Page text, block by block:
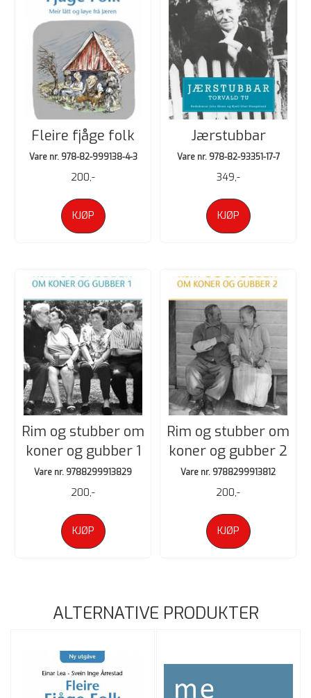
Fleire fjåge folk
Vare nr. 978-82-999138-4-3
200,-
KJØP
Jærstubbar
Vare nr. 978-82-93351-17-7
349,-
KJØP
Rim og stubber om
koner og gubber 1
Vare nr. 9788299913829
200,-
KJØP
Rim og stubber om
koner og gubber 2
Vare nr. 9788299913812
200,-
KJØP
ALTERNATIVE PRODUKTER